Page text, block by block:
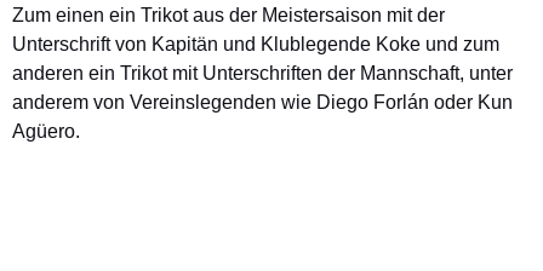
Zum einen ein Trikot aus der Meistersaison mit der
Unterschrift von Kapitän und Klublegende Koke und zum
anderen ein Trikot mit Unterschriften der Mannschaft, unter
anderem von Vereinslegenden wie Diego Forlán oder Kun
Agüero.